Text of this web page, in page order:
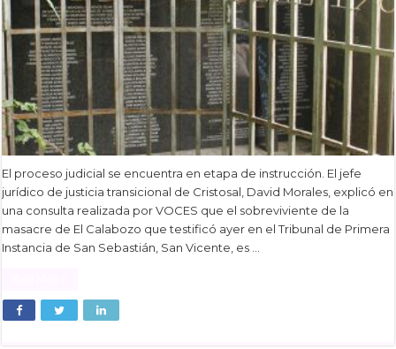
El proceso judicial se encuentra en etapa de instrucción. El jefe
jurídico de justicia transicional de Cristosal, David Morales, explicó en
una consulta realizada por VOCES que el sobreviviente de la
masacre de El Calabozo que testificó ayer en el Tribunal de Primera
Instancia de San Sebastián, San Vicente, es …